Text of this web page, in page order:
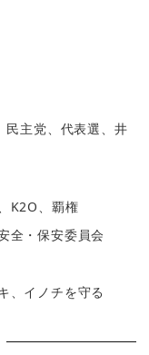
民主党、代表選、井
K2O、覇権
全・保安委員会
、イノチを守る